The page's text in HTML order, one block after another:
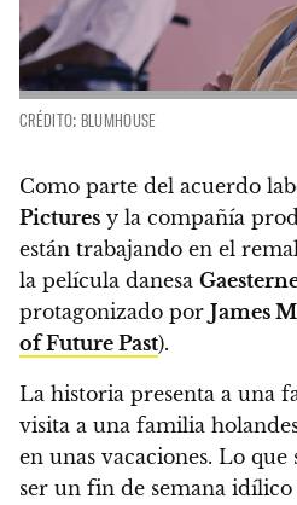
CRÉDITO: BLUMHOUSE
Como parte del acuerdo
Pictures y la compañía
están trabajando en el
la película danesa
protagonizado por James
of Future Past).
La historia presenta a una
visita a una familia
en unas vacaciones. Lo que
ser un fin de semana idílico